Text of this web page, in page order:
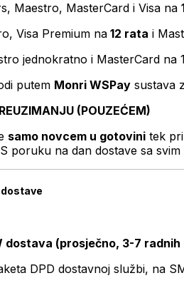
Maestro, MasterCard i Visa na
Visa Premium na 12 rata i
jednokratno i MasterCard na
putem Monri WSPay sustava
(POUZEĆEM)
samo novcem u gotovini tek
poruku na dan dostave sa svim
dostava (prosječno, 3-7 radnih
DPD dostavnoj službi, na